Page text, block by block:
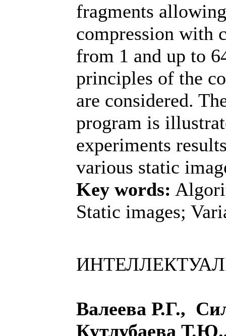
fragments
compression with
from 1 and up to
principles of the
are considered.
program is
experiments
various static
Key words:
Static images;
Валеева Р.Г.,
Кутлубаева